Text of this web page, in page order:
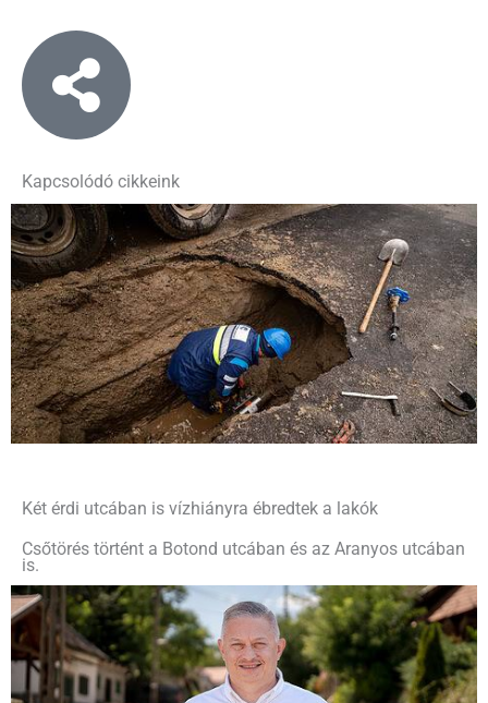
Kapcsolódó cikkeink
Két érdi utcában is vízhiányra ébredtek a lakók
Csőtörés történt a Botond utcában és az Aranyos utcában
is.